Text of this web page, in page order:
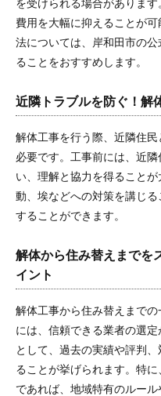
を受けられる場合があります
費用を大幅に抑えることが
法については、岸和田市の
ることをおすすめします。
近隣トラブルを防ぐ！解
解体工事を行う際、近隣住
必要です。工事前には、近
い、理解と協力を得ること
動、埃などへの対策を講じ
することができます。
解体から住み替えまでを
イント
解体工事から住み替えまで
には、信頼できる業者の選
として、過去の実績や評判
ることが挙げられます。特
であれば、地域特有のルー